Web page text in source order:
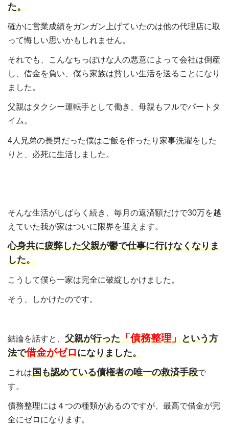
た。
確かに営業成績をガンガン上げていたのは他の代理店に取
って悔しい思いかもしれません。
それでも、こんなちっぽけな人の悪意によって会社は倒産
し、借金を負い、僕ら家族は貧しい生活を送ることになり
ました。
父親はタクシー運転手として働き、母親もフルでパートタ
イム。
4人兄弟の長男だった僕はご飯を作ったり家事洗濯をした
りと、必死に生活しました。
そんな生活がしばらく続き、毎月の返済額だけで30万を越
えていた我が家はついに限界を迎えます。
心身共に疲弊した父親が鬱で仕事に行けなくなりま
した。
こうして僕ら一家は完全に破綻しかけました。
そう、しかけたのです。
結論を話すと、 父親が行った「債務整理」という方
法で借金がゼロになりました。
これは国も認めている債権者の唯一の救済手段で
す。
債務整理には４つの種類があるのですが、最高で借金が完
全にゼロになります。